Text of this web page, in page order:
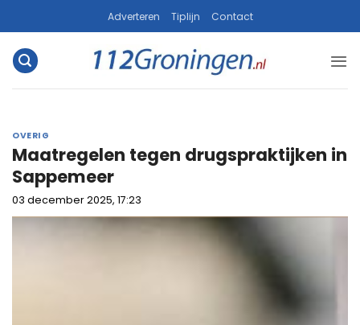
naar
inhoud
Adverteren Tiplijn Contact
OVERIG
Maatregelen tegen drugspraktijken in
Sappemeer
03 december 2025, 17:23